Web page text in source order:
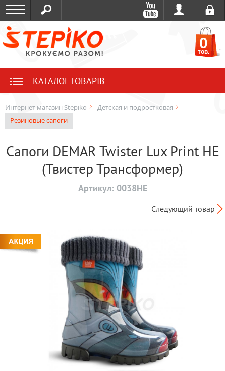
0
тов.
КАТАЛОГ ТОВАРІВ
Интернет магазин Stepiko
Детская и подростковая
Резиновые сапоги
Сапоги DEMAR Twister Lux Print HE
(Твистер Трансформер)
Артикул: 0038HE
Следующий товар